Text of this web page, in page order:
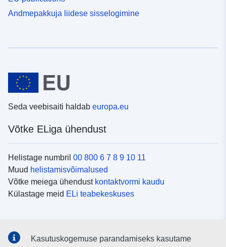
Andmepakkuja liidese sisselogimine
Seda veebisaiti haldab europa.eu
Võtke ELiga ühendust
Helistage numbril 00 800 6 7 8 9 10 11
Muud helistamisvõimalused
Võtke meiega ühendust kontaktvormi kaudu
Külastage meid ELi teabekeskuses
Kasutuskogemuse parandamiseks kasutame